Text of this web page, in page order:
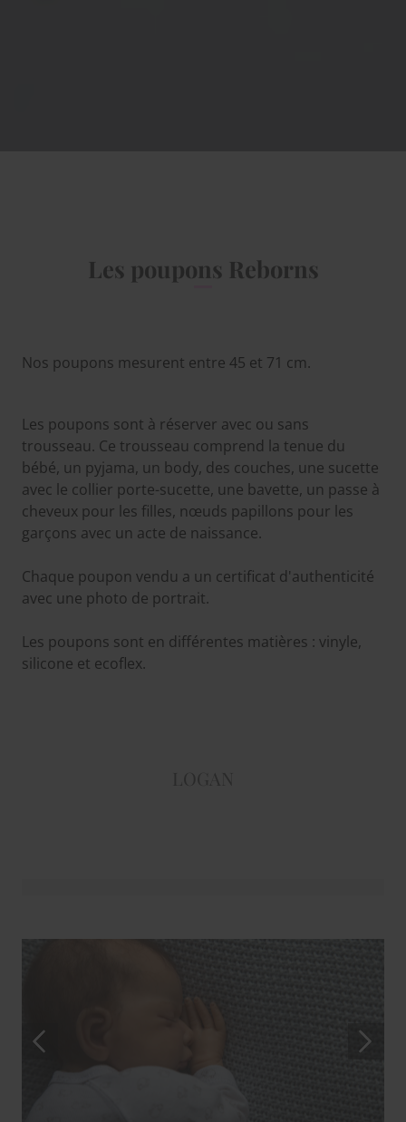
Les poupons Reborns
Nos poupons mesurent entre 45 et 71 cm.
Les poupons sont à réserver avec ou sans
trousseau. Ce trousseau comprend la tenue du
bébé, un pyjama, un body, des couches, une sucette
avec le collier porte-sucette, une bavette, un passe à
cheveux pour les filles, nœuds papillons pour les
garçons avec un acte de naissance.
Chaque poupon vendu a un certificat d'authenticité
avec une photo de portrait.
Les poupons sont en différentes matières : vinyle,
silicone et ecoflex.